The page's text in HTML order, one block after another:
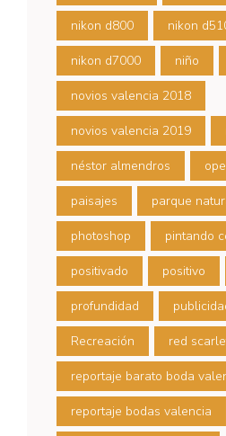
nikon d800 nikon
nikon d7000 niño
novios valencia 2018
novios valencia 2019
néstor almendros
paisajes parque
photoshop pintando
positivado positivo
profundidad
Recreación red
reportaje barato boda
reportaje bodas valencia